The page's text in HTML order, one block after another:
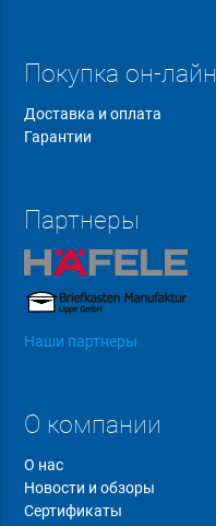
Покупка он-лайн
Доставка и оплата
Гарантии
Партнеры
Наши партнеры
О компании
О нас
Новости и обзоры
Сертификаты